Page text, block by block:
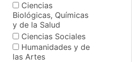
Ciencias
Biológicas, Químicas
y de la Salud
Ciencias Sociales
Humanidades y de
las Artes